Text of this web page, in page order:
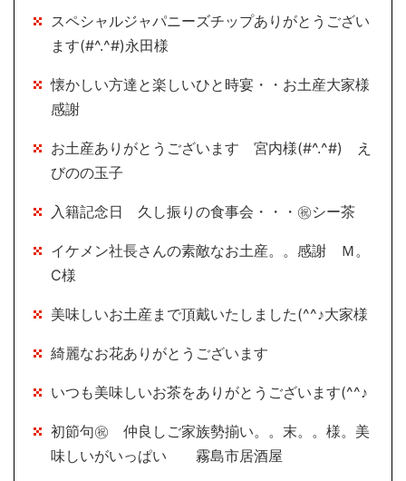
スペシャルジャパニーズチップありがとうござい
ます(#^.^#)永田様
懐かしい方達と楽しいひと時宴・・お土産大家様
感謝
お土産ありがとうございます 宮内様(#^.^#) え
びのの玉子
入籍記念日 久し振りの食事会・・・㊗シー茶
イケメン社長さんの素敵なお土産。。感謝 Ｍ。
Ⅽ様
美味しいお土産まで頂戴いたしました(^^♪大家様
綺麗なお花ありがとうございます
いつも美味しいお茶をありがとうございます(^^♪
初節句㊗ 仲良しご家族勢揃い。。末。。様。美
味しいがいっぱい 霧島市居酒屋